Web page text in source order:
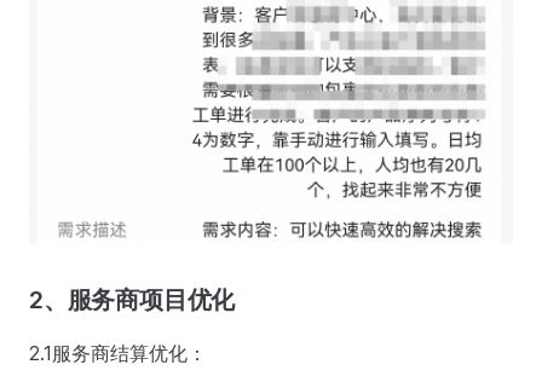
2、服务商项目优化
2.1服务商结算优化：